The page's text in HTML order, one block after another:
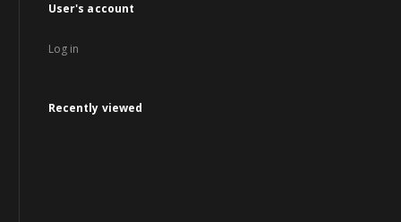
User's account
Log in
Recently viewed